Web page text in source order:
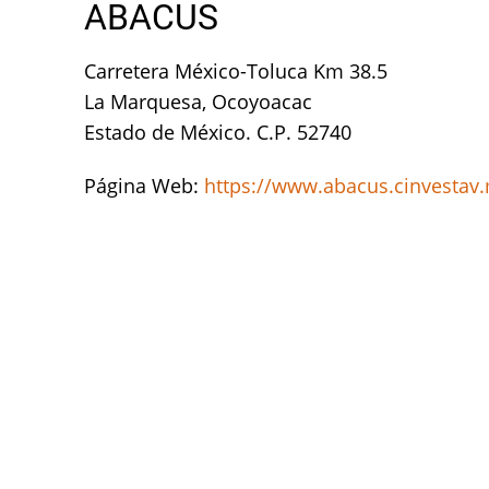
ABACUS
Carretera México-Toluca Km 38.5
La Marquesa, Ocoyoacac
Estado de México. C.P. 52740
Página Web: https://